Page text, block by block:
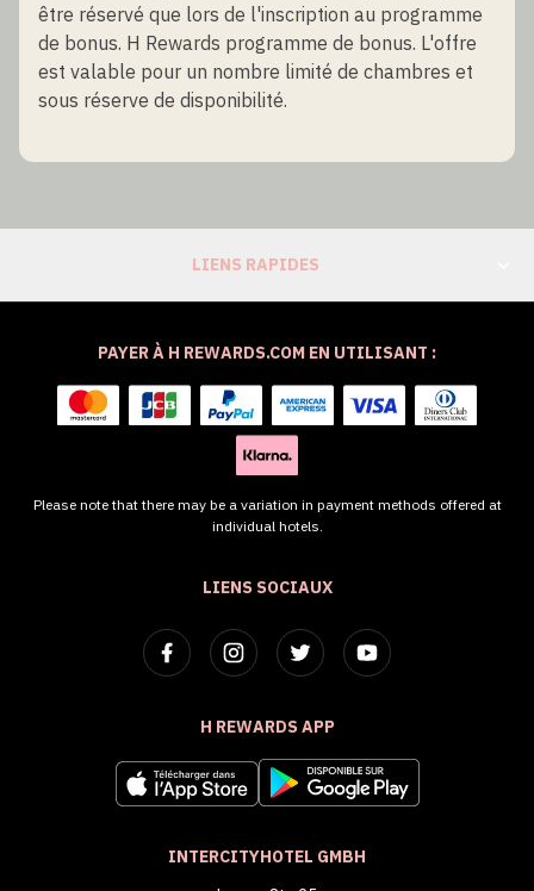
être réservé que lors de l'inscription au programme
de bonus. H Rewards programme de bonus. L'offre
est valable pour un nombre limité de chambres et
sous réserve de disponibilité.
LIENS RAPIDES
LIENS SOCIAUX
H REWARDS APP
INTERCITYHOTEL GMBH
PAYER À H REWARDS.COM EN UTILISANT :
Please note that there may be a variation in payment methods offered at
individual hotels.